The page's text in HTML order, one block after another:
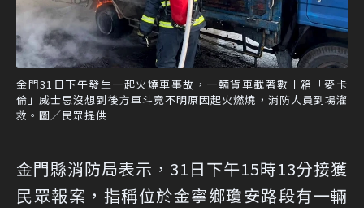
金門31日下午發生一起火燒車事故，一輛貨車載著數十箱「麥卡
倫」威士忌沒想到後方車斗竟不明原因起火燃燒，消防人員到場灌
救。圖／民眾提供
金門縣消防局表示，31日下午15時13分接獲
民眾報案，指稱位於金寧鄉瓊安路段有一輛